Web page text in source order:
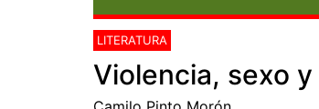
LITERATURA
Violencia, sexo